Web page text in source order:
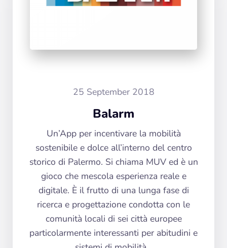
25 September 2018
Balarm
Un’App per incentivare la mobilità
sostenibile e dolce all’interno del centro
storico di Palermo. Si chiama MUV ed è un
gioco che mescola esperienza reale e
digitale. È il frutto di una lunga fase di
ricerca e progettazione condotta con le
comunità locali di sei città europee
particolarmente interessanti per abitudini e